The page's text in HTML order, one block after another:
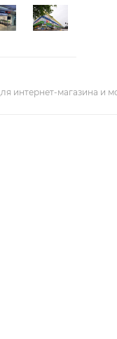
интернет-магазина и